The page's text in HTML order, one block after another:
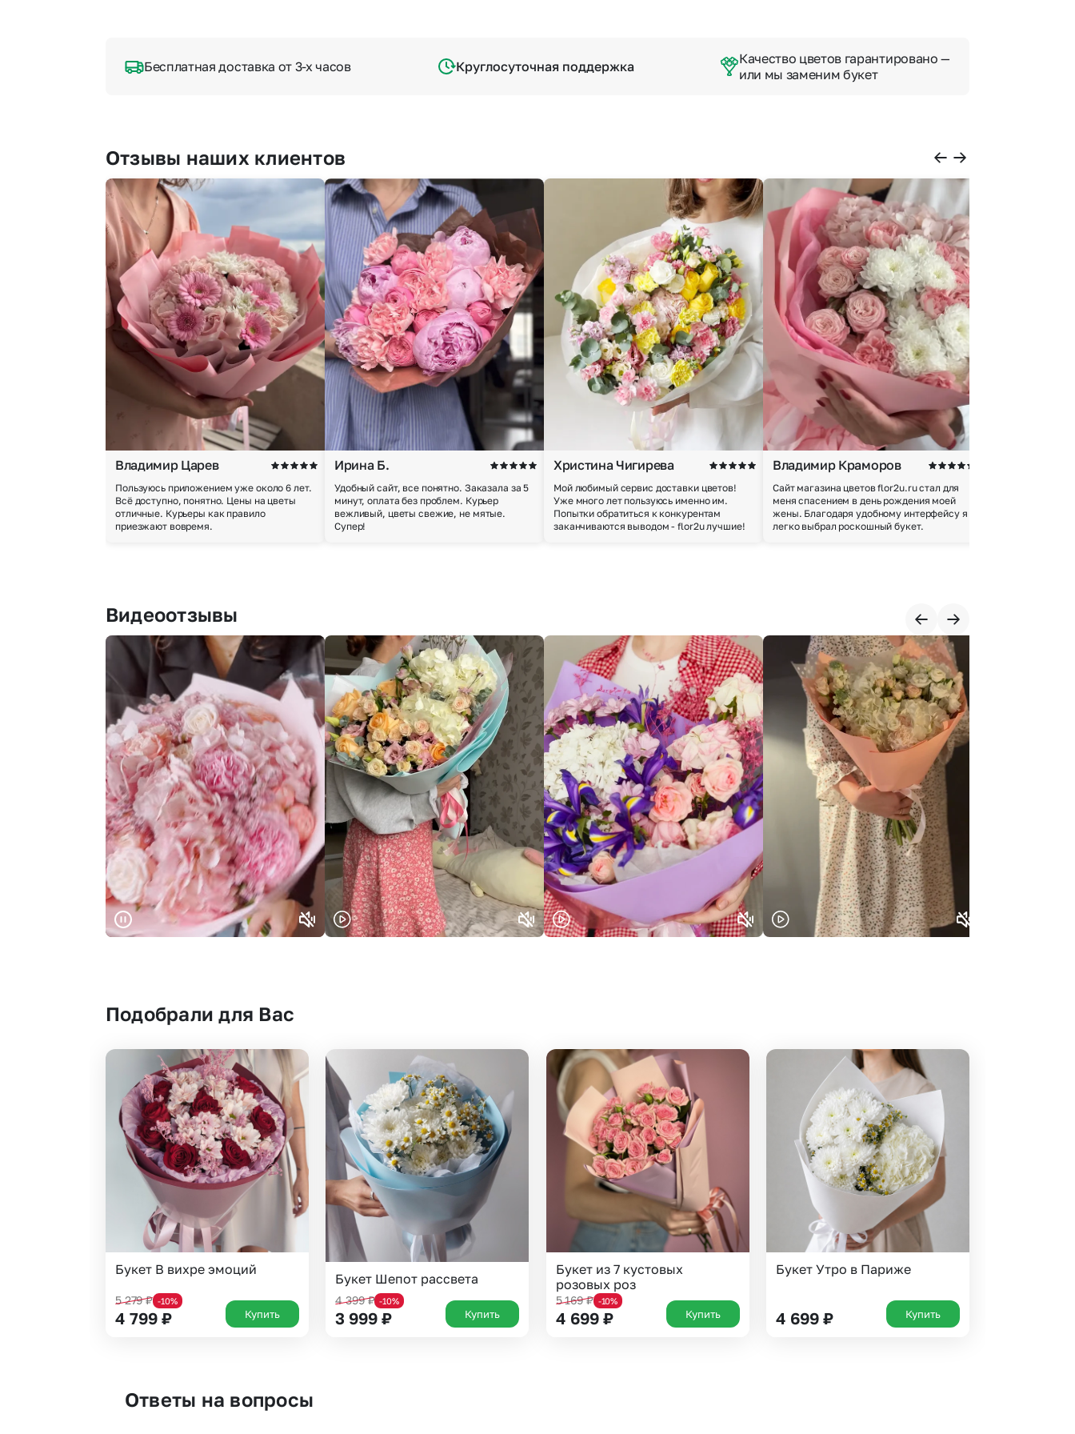
Выберите город доставки
Казань
Уфа
Челябинск
Екатеринбург
Новосибирск
Омск
Волгоград
Воронеж
Бесплатная доставка от 3-х часов
Качество цветов гарантировано —
или мы заменим букет
Круглосуточная поддержка
Отзывы наших клиентов
Владимир Царев
Пользуюсь приложением уже около 6 лет.
Всё доступно, понятно. Цены на цветы
отличные. Курьеры как правило
приезжают вовремя.
Ирина Б.
Удобный сайт, все понятно. Заказала за 5
минут, оплата без проблем. Курьер
вежливый, цветы свежие, не мятые.
Супер!
Христина Чигирева
Мой любимый сервис доставки цветов!
Уже много лет пользуюсь именно им.
Попытки обратиться к конкурентам
заканчиваются выводом - flor2u лучшие!
Владимир Краморов
Сайт магазина цветов flor2u.ru стал для
меня спасением в день рождения моей
жены. Благодаря удобному интерфейсу я
легко выбрал роскошный букет.
Видеоотзывы
Подобрали для Вас
Букет В вихре эмоций
5 279₽ -10%
4 799 ₽ Купить
Букет Шепот рассвета
4 399₽ -10%
3 999₽ Купить
Букет из 7 кустовых
розовых роз
5 169₽ -10%
4 699 ₽ Купить
Букет Утро в Париже
4 699 ₽ Купить
Ответы на вопросы